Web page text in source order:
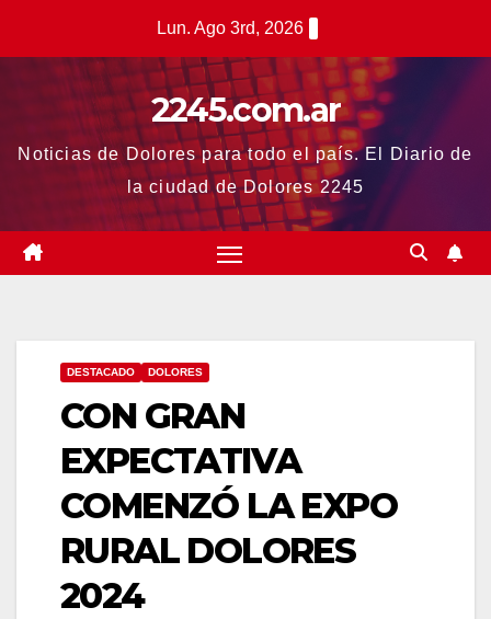
Lun. Ago 3rd, 2026
2245.com.ar
Noticias de Dolores para todo el país. El Diario de
la ciudad de Dolores 2245
DESTACADO DOLORES
CON GRAN
EXPECTATIVA
COMENZÓ LA EXPO
RURAL DOLORES
2024